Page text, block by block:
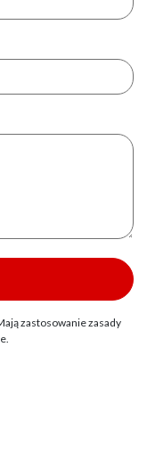
zastosowanie zasady